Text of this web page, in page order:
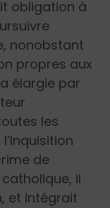
obligation à
nonobstant
propres aux
élargie par
les
de
il
et intégrait